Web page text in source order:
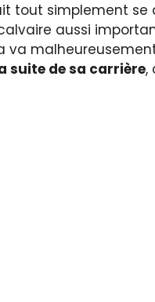
tout simplement se
aussi
suite de sa carrière,